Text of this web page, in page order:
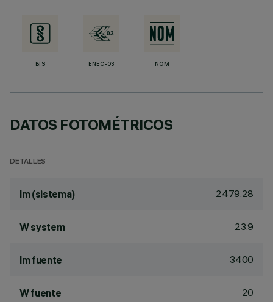
BIS ENEC-03 NOM
DATOS FOTOMÉTRICOS
DETALLES
lm (sistema) 2479.28
W system 23.9
lm fuente 3400
W fuente 20